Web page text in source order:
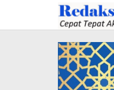
konten